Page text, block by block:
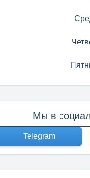
Мы в
Telegram